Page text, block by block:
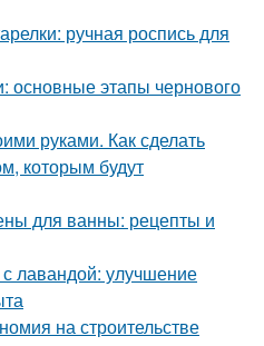
ручная роспись для
основные этапы чернового
руками. Как сделать
которым будут
для ванны: рецепты и
лавандой: улучшение
на строительстве